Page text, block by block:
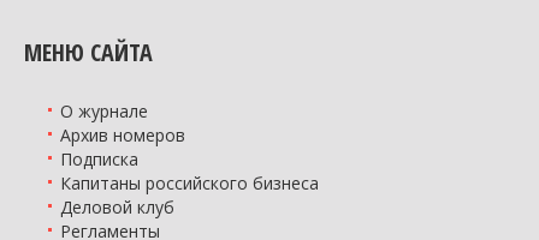
МЕНЮ САЙТА
О журнале
Архив номеров
Подписка
Капитаны российского бизнеса
Деловой клуб
Регламенты